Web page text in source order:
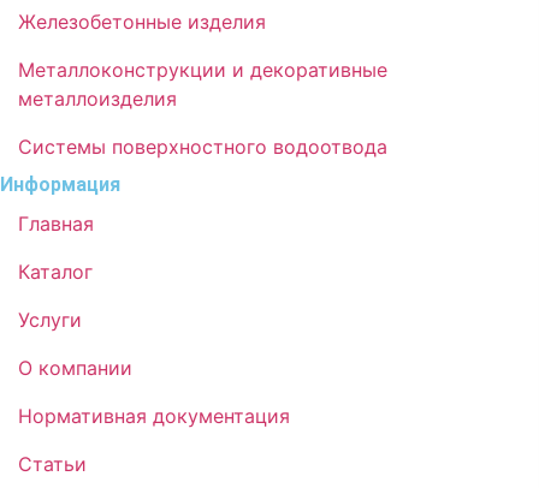
Железобетонные изделия
Металлоконструкции и декоративные
металлоизделия
Системы поверхностного водоотвода
Информация
Главная
Каталог
Услуги
О компании
Нормативная документация
Статьи